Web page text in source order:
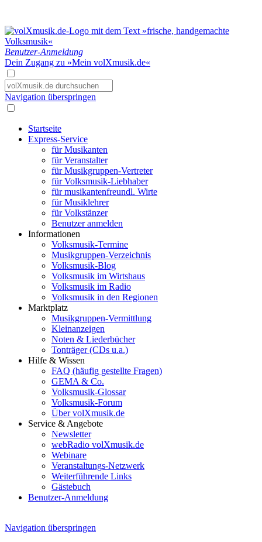
Benutzer-Anmeldung
Dein Zugang zu »Mein volXmusik.de«
Navigation überspringen
Startseite
Express-Service
für Musikanten
für Veranstalter
für Musikgruppen-Vertreter
für Volksmusik-Liebhaber
für musikantenfreundl. Wirte
für Musiklehrer
für Volkstänzer
Benutzer anmelden
Informationen
Volksmusik-Termine
Musikgruppen-Verzeichnis
Volksmusik-Blog
Volksmusik im Wirtshaus
Volksmusik im Radio
Volksmusik in den Regionen
Marktplatz
Musikgruppen-Vermittlung
Kleinanzeigen
Noten & Liederbücher
Tonträger (CDs u.a.)
Hilfe & Wissen
FAQ (häufig gestellte Fragen)
GEMA & Co.
Volksmusik-Glossar
Volksmusik-Forum
Über volXmusik.de
Service & Angebote
Newsletter
webRadio volXmusik.de
Webinare
Veranstaltungs-Netzwerk
Weiterführende Links
Gästebuch
Benutzer-Anmeldung
Navigation überspringen